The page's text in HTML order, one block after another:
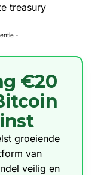
treasury
-
€20
groeiende
van
veilig en